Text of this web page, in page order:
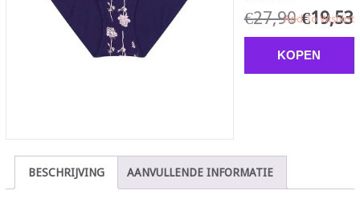
€27,90 €19,53
KOPEN
Add To Wishlist
BESCHRIJVING AANVULLENDE INFORMATIE